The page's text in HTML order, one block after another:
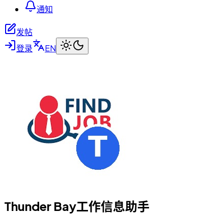
通知
发帖
登录
EN
Thunder Bay工作信息助手